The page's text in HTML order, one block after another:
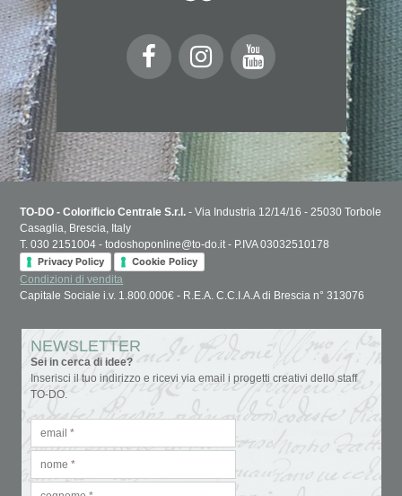
TO-DO - Colorificio Centrale S.r.l. - Via Industria 12/14/16 - 25030 Torbole
Casaglia, Brescia, Italy
T. 030 2151004 - todoshoponline@to-do.it - P.IVA 03032510178
Privacy Policy
Cookie Policy
Condizioni di vendita
Capitale Sociale i.v. 1.800.000€ - R.E.A. C.C.I.A.A di Brescia n° 313076
NEWSLETTER
Sei in cerca di idee?
Inserisci il tuo indirizzo e ricevi via email i progetti creativi dello staff
TO-DO.